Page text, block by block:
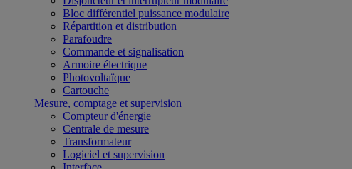
Bloc différentiel puissance modulaire
Répartition et distribution
Parafoudre
Commande et signalisation
Armoire électrique
Photovoltaïque
Cartouche
Mesure, comptage et supervision
Compteur d'énergie
Centrale de mesure
Transformateur
Logiciel et supervision